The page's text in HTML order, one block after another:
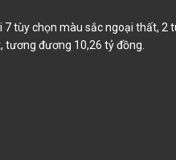
7 tùy chọn màu sắc ngoại thất,
tương đương 10,26 tỷ đồng.